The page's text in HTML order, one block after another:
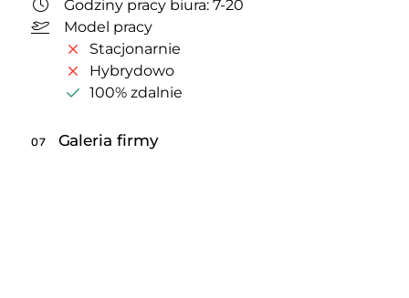
Godziny pracy biura: 7-20
Model pracy
Stacjonarnie
Hybrydowo
100% zdalnie
07 Galeria firmy